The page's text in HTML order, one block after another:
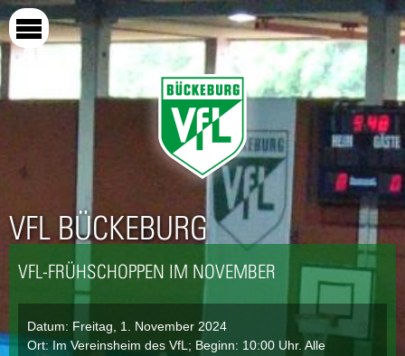
zum
Inhalt
VFL BÜCKEBURG
VFL-FRÜHSCHOPPEN IM NOVEMBER
Datum: Freitag, 1. November 2024
Ort: Im Vereinsheim des VfL; Beginn: 10:00 Uhr. Alle